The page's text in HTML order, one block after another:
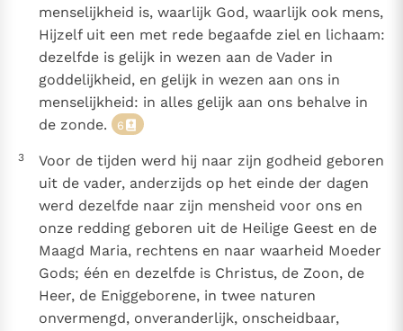
menselijkheid is, waarlijk God, waarlijk ook mens,
Hijzelf uit een met rede begaafde ziel en lichaam:
dezelfde is gelijk in wezen aan de Vader in
goddelijkheid, en gelijk in wezen aan ons in
menselijkheid: in alles gelijk aan ons behalve in
de zonde.
6
3
Voor de tijden werd hij naar zijn godheid geboren
uit de vader, anderzijds op het einde der dagen
werd dezelfde naar zijn mensheid voor ons en
onze redding geboren uit de Heilige Geest en de
Maagd Maria, rechtens en naar waarheid Moeder
Gods; één en dezelfde is Christus, de Zoon, de
Heer, de Eniggeborene, in twee naturen
onvermengd, onveranderlijk, onscheidbaar,